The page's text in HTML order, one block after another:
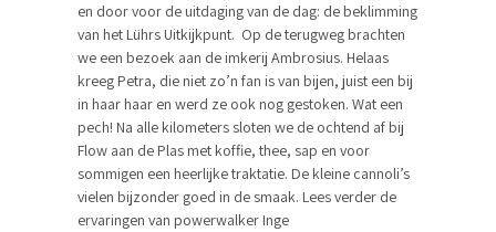
en door voor de uitdaging van de dag: de beklimming
van het Lührs Uitkijkpunt. Op de terugweg brachten
we een bezoek aan de imkerij Ambrosius. Helaas
kreeg Petra, die niet zo’n fan is van bijen, juist een bij
in haar haar en werd ze ook nog gestoken. Wat een
pech! Na alle kilometers sloten we de ochtend af bij
Flow aan de Plas met koffie, thee, sap en voor
sommigen een heerlijke traktatie. De kleine cannoli’s
vielen bijzonder goed in de smaak. Lees verder de
ervaringen van powerwalker Inge